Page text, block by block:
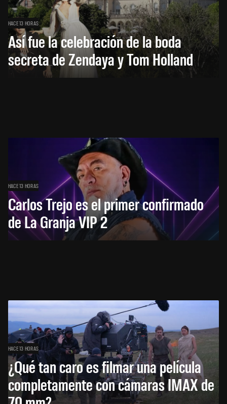
HACE 13 HORAS
Así fue la celebración de la boda
secreta de Zendaya y Tom Holland
HACE 13 HORAS
Carlos Trejo es el primer confirmado
de La Granja VIP 2
HACE 13 HORAS
¿Qué tan caro es filmar una película
completamente con cámaras IMAX de